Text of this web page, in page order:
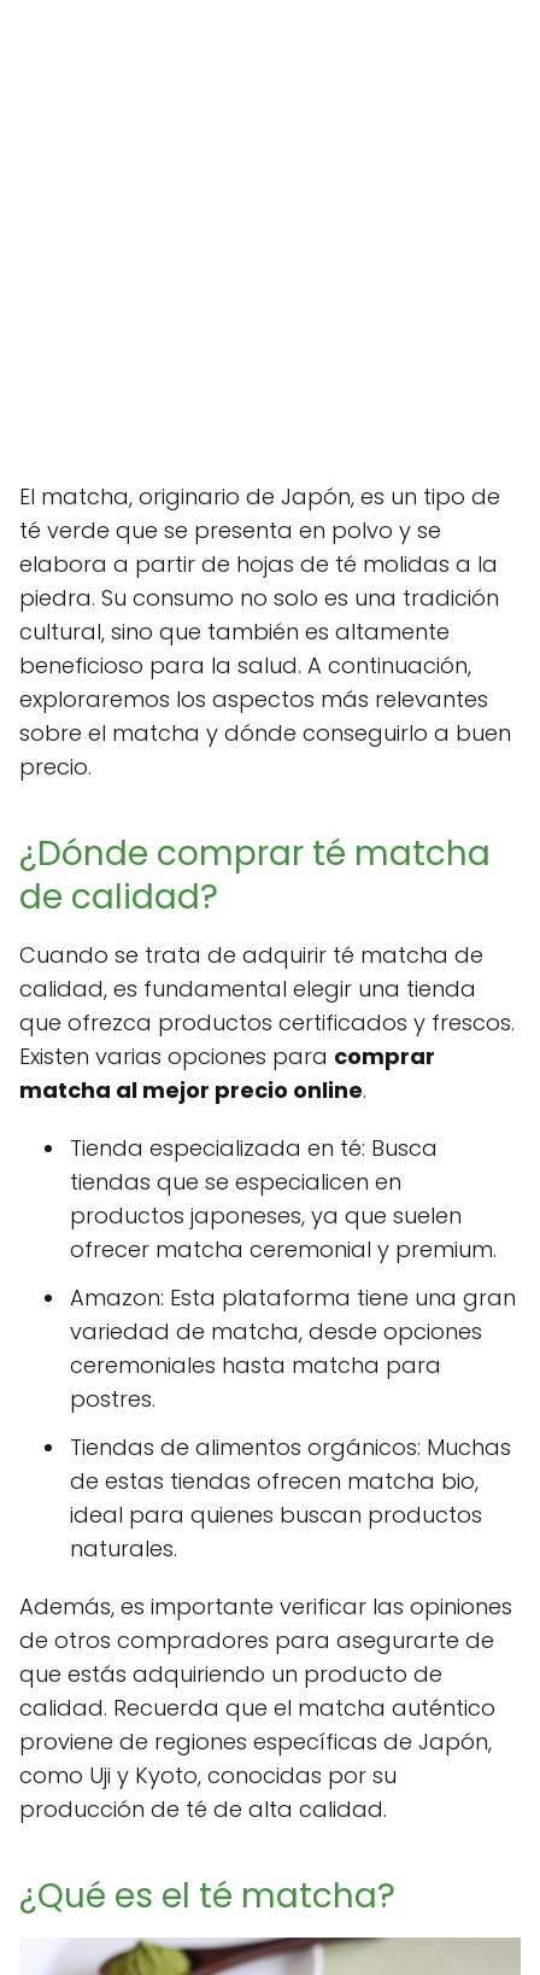
El matcha, originario de Japón, es un tipo de
té verde que se presenta en polvo y se
elabora a partir de hojas de té molidas a la
piedra. Su consumo no solo es una tradición
cultural, sino que también es altamente
beneficioso para la salud. A continuación,
exploraremos los aspectos más relevantes
sobre el matcha y dónde conseguirlo a buen
precio.
¿Dónde comprar té matcha
de calidad?
Cuando se trata de adquirir té matcha de
calidad, es fundamental elegir una tienda
que ofrezca productos certificados y frescos.
Existen varias opciones para comprar
matcha al mejor precio online.
Tienda especializada en té: Busca
tiendas que se especialicen en
productos japoneses, ya que suelen
ofrecer matcha ceremonial y premium.
Amazon: Esta plataforma tiene una gran
variedad de matcha, desde opciones
ceremoniales hasta matcha para
postres.
Tiendas de alimentos orgánicos: Muchas
de estas tiendas ofrecen matcha bio,
ideal para quienes buscan productos
naturales.
Además, es importante verificar las opiniones
de otros compradores para asegurarte de
que estás adquiriendo un producto de
calidad. Recuerda que el matcha auténtico
proviene de regiones específicas de Japón,
como Uji y Kyoto, conocidas por su
producción de té de alta calidad.
¿Qué es el té matcha?